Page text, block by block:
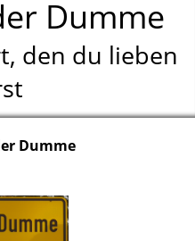
Dumme
den du lieben
Dumme